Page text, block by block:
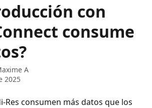
con
consume
A
2025
Res consumen más datos que los